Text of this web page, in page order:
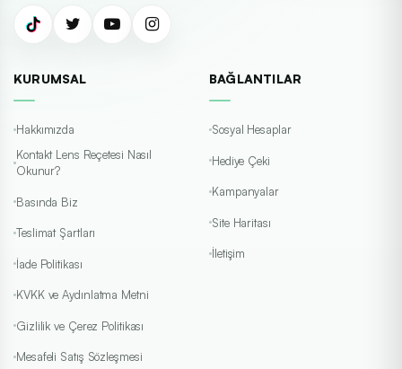
KURUMSAL
Hakkımızda
Kontakt Lens Reçetesi Nasıl
Okunur?
Basında Biz
Teslimat Şartları
İade Politikası
KVKK ve Aydınlatma Metni
Gizlilik ve Çerez Politikası
Mesafeli Satış Sözleşmesi
BAĞLANTILAR
Sosyal Hesaplar
Hediye Çeki
Kampanyalar
Site Haritası
İletişim